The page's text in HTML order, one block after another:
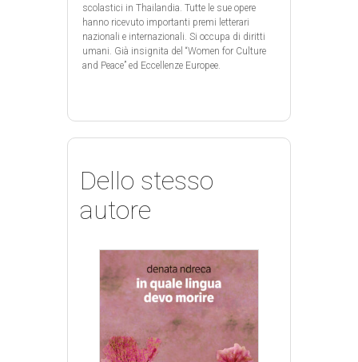
scolastici in Thailandia. Tutte le sue opere
hanno ricevuto importanti premi letterari
nazionali e internazionali. Si occupa di diritti
umani. Già insignita del “Women for Culture
and Peace” ed Eccellenze Europee.
Dello stesso
autore